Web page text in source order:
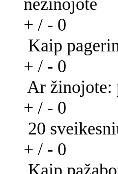
+ / - 0
Kaip
+ / - 0
Ar žinojote:
+ / - 0
20
+ / - 0
Kaip